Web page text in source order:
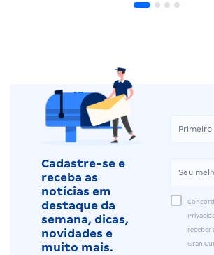
Cadastre-se e
receba as
notícias em
destaque da
semana, dicas,
novidades e
muito mais.
receber
Gran